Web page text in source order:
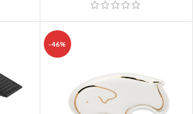
-46%